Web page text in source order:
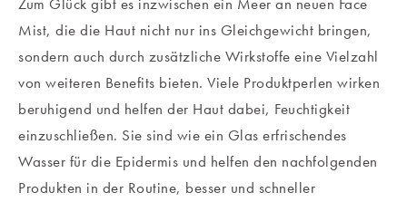
Mist, die die Haut nicht nur ins Gleichgewicht bringen,
sondern auch durch zusätzliche Wirkstoffe eine Vielzahl
von weiteren Benefits bieten. Viele Produktperlen wirken
beruhigend und helfen der Haut dabei, Feuchtigkeit
einzuschließen. Sie sind wie ein Glas erfrischendes
Wasser für die Epidermis und helfen den nachfolgenden
Produkten in der Routine, besser und schneller